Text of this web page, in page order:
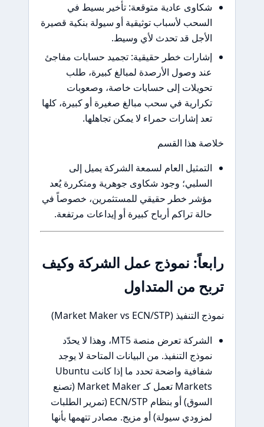
شكاوى عادية متوقعة: تأخير بسيط في
السحب لأسباب توثيقية أو سيولة بنكية قصيرة
الأجل قد تحدث لأي وسيط.
إشارات خطر حقيقية: تجميد حسابات مفاجئ
عند وصول الأرصدة لمبالغ كبيرة، طلب
تحويلات إلى حسابات خاصة، وصعوبات
تكرارية في سحب مبالغ صغيرة أو كبيرة، كلها
تعد إشارات حمراء لا يمكن تجاهلها.
خلاصة هذا القسم
التمثيل العام لسمعة الشركة يميل إلى
السلبي؛ وجود شكاوى جوهرية ومتكررة يُعد
مؤشر خطر حقيقي للمستثمرين، خصوصاً في
حالة تراكم أرباح كبيرة أو إيداعات مرتفعة.
رابعاً: نموذج عمل الشركة وكيف
تربح من المتداول
نموذج التنفيذ (Market Maker vs ECN/STP)
الشركة تعرض منصة MT5، وهذا لا يحدّد
نموذج التنفيذ. من البيانات المتاحة لا يوجد
شفافية واضحة تحدد ما إذا كانت Ubuntu
Markets تعمل كـ Market Maker (تصنع
السوق) أو بنظام ECN/STP (تمرير الطلبات
لمزودي سيولة) أو مزيج. مصادر تتهمها بأنها